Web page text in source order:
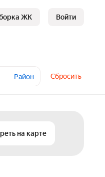
ЖК Войти
Район Сбросить
на карте